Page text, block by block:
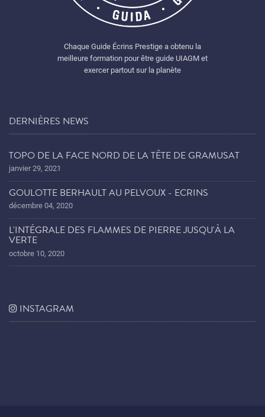
Chaque Guide Écrins Prestige a obtenu la
meilleure formation pour être guide UIAGM et
exercer partout sur la planète
DERNIÈRES NEWS
TOPO DE LA FACE NORD DE LA TÊTE DE GRAMUSAT
janvier 29, 2021
GOULOTTE BERHAULT AU PELVOUX - ECRINS
décembre 04, 2020
L'INTÉGRALE DES FLAMMES DE PIERRE JUSQU'À LA
VERTE
octobre 10, 2020
INSTAGRAM